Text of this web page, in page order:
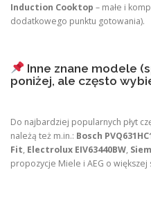
Induction Cooktop – małe i
dodatkowego punktu gotowania).
Inne znane modele
poniżej, ale często
Do najbardziej popularnych płyt
należą też m.in.: Bosch
Fit, Electrolux EIV63440BW,
propozycje Miele i AEG o większej